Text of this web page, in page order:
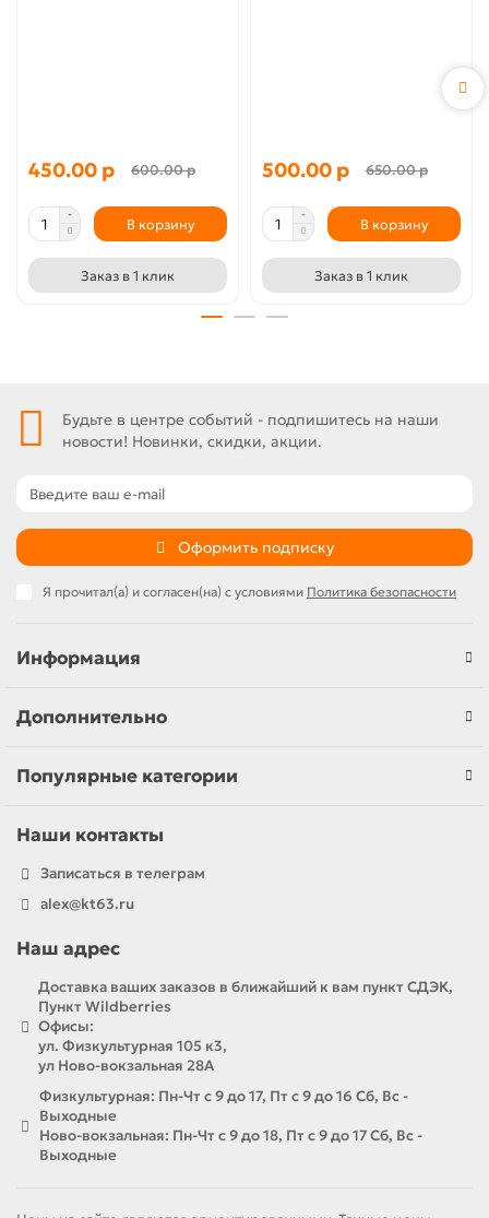
450.00 р 600.00 р
В корзину
Заказ в 1 клик
500.00 р 650.00 р
В корзину
Заказ в 1 клик
Будьте в центре событий - подпишитесь на наши
новости! Новинки, скидки, акции.
Оформить подписку
Я прочитал(а) и согласен(на) с условиями Политика безопасности
Информация
Дополнительно
Популярные категории
Наши контакты
Записаться в телеграм
alex@kt63.ru
Наш адрес
Доставка ваших заказов в ближайший к вам пункт СДЭК,
Пункт Wildberries
Офисы:
ул. Физкультурная 105 к3,
ул Ново-вокзальная 28А
Физкультурная: Пн-Чт с 9 до 17, Пт с 9 до 16 Сб, Вс -
Выходные
Ново-вокзальная: Пн-Чт с 9 до 18, Пт с 9 до 17 Сб, Вс -
Выходные